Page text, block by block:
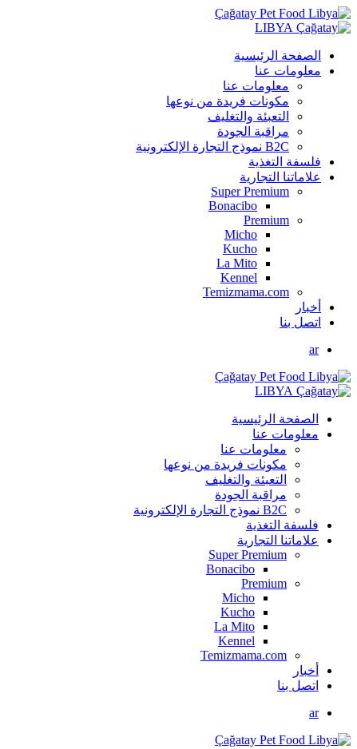
الصفحة الرئيسية
معلومات عنا
معلومات عنا
مكونات فريدة من نوعها
التعبئة والتغليف
مراقبة الجودة
B2C نموذج التجارة الإلكترونية
فلسفة التغذية
علاماتنا التجارية
Super Premium
Bonacibo
Premium
Micho
Kucho
La Mito
Kennel
Temizmama.com
أخبار
اتصل بنا
ar
الصفحة الرئيسية
معلومات عنا
معلومات عنا
مكونات فريدة من نوعها
التعبئة والتغليف
مراقبة الجودة
B2C نموذج التجارة الإلكترونية
فلسفة التغذية
علاماتنا التجارية
Super Premium
Bonacibo
Premium
Micho
Kucho
La Mito
Kennel
Temizmama.com
أخبار
اتصل بنا
ar